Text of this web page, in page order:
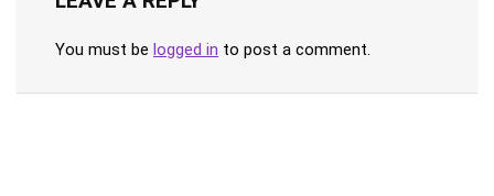
You must be logged in to post a comment.